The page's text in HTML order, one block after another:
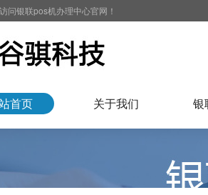
问银联pos机办理中心官网！
首页 关于我们 银